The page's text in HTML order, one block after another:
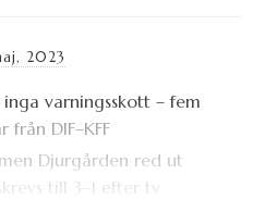
2023
Djurgården red ut
till 3–1 efter tv